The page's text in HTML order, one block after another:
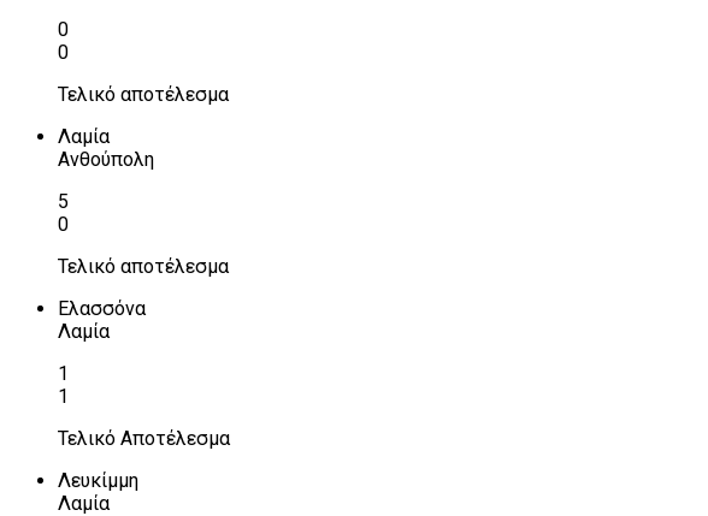
0
0
Τελικό αποτέλεσμα
Λαμία
Ανθούπολη
5
0
Τελικό αποτέλεσμα
Ελασσόνα
Λαμία
1
1
Τελικό Αποτέλεσμα
Λευκίμμη
Λαμία